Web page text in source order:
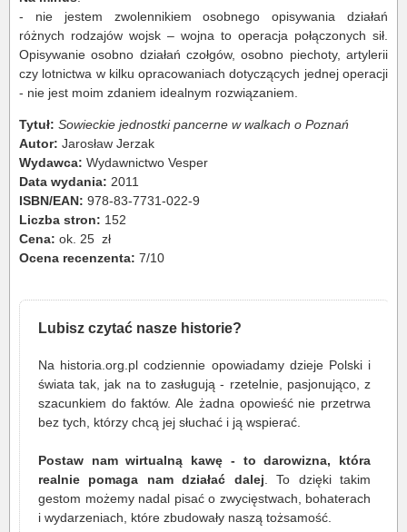
- nie jestem zwolennikiem osobnego opisywania działań
różnych rodzajów wojsk – wojna to operacja połączonych sił.
Opisywanie osobno działań czołgów, osobno piechoty, artylerii
czy lotnictwa w kilku opracowaniach dotyczących jednej operacji
- nie jest moim zdaniem idealnym rozwiązaniem.
Tytuł: Sowieckie jednostki pancerne w walkach o Poznań
Autor: Jarosław Jerzak
Wydawca: Wydawnictwo Vesper
Data wydania: 2011
ISBN/EAN: 978-83-7731-022-9
Liczba stron: 152
Cena: ok. 25 zł
Ocena recenzenta: 7/10
Lubisz czytać nasze historie?
Na historia.org.pl codziennie opowiadamy dzieje Polski i
świata tak, jak na to zasługują - rzetelnie, pasjonująco, z
szacunkiem do faktów. Ale żadna opowieść nie przetrwa
bez tych, którzy chcą jej słuchać i ją wspierać.
Postaw nam wirtualną kawę - to darowizna, która
realnie pomaga nam działać dalej . To dzięki takim
gestom możemy nadal pisać o zwycięstwach, bohaterach
i wydarzeniach, które zbudowały naszą tożsamość.